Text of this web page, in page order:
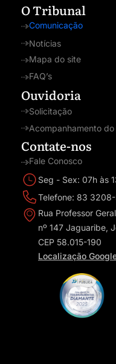
O Tribunal
Comunicação
Notícias
Mapa do site
FAQ’s
Ouvidoria
Solicitação
Acompanhamento
Contate-nos
Fale Conosco
Seg - Sex: 07h às
Telefone: 83
Rua Professor
nº 147 Jaguaribe,
CEP 58.015-190
Localização